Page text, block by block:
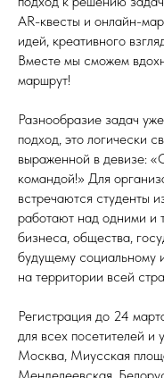
AR-квесты и онлайн-
идей, креативного
Вместе мы сможем
маршрут!
Разнообразие задач
подход, это логически
выраженной в девизе:
командой!» Для
встречаются студенты
работают над одними и
бизнеса, общества,
будущему социальному
на территории всей
Регистрация до 24
для всех посетителей и
Москва, Миусская